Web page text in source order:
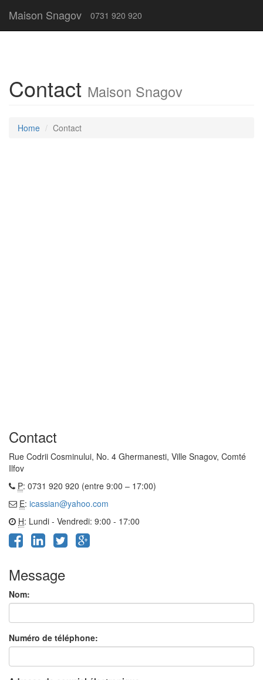
Maison Snagov 0731 920 920
Contact Maison Snagov
Home Contact
Contact
Rue Codrii Cosminului, No. 4 Ghermanesti, Ville Snagov, Comté
Ilfov
P: 0731 920 920 (entre 9:00 – 17:00)
E: icassian@yahoo.com
H: Lundi - Vendredi: 9:00 - 17:00
Message
Nom:
Numéro de téléphone: